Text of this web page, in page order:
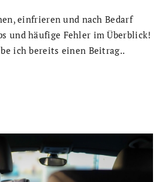
einfrieren und nach Bedarf
und häufige Fehler im Überblick!
ich bereits einen Beitrag..